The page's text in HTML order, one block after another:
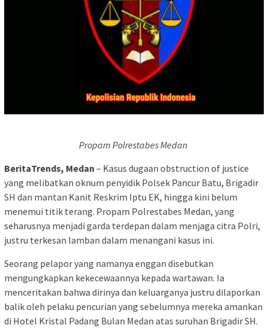
Propam Polrestabes Medan
BeritaTrends, Medan – Kasus dugaan obstruction of justice
yang melibatkan oknum penyidik Polsek Pancur Batu, Brigadir
SH dan mantan Kanit Reskrim Iptu EK, hingga kini belum
menemui titik terang. Propam Polrestabes Medan, yang
seharusnya menjadi garda terdepan dalam menjaga citra Polri,
justru terkesan lamban dalam menangani kasus ini.
Seorang pelapor yang namanya enggan disebutkan
mengungkapkan kekecewaannya kepada wartawan. Ia
menceritakan bahwa dirinya dan keluarganya justru dilaporkan
balik oleh pelaku pencurian yang sebelumnya mereka amankan
di Hotel Kristal Padang Bulan Medan atas suruhan Brigadir SH.